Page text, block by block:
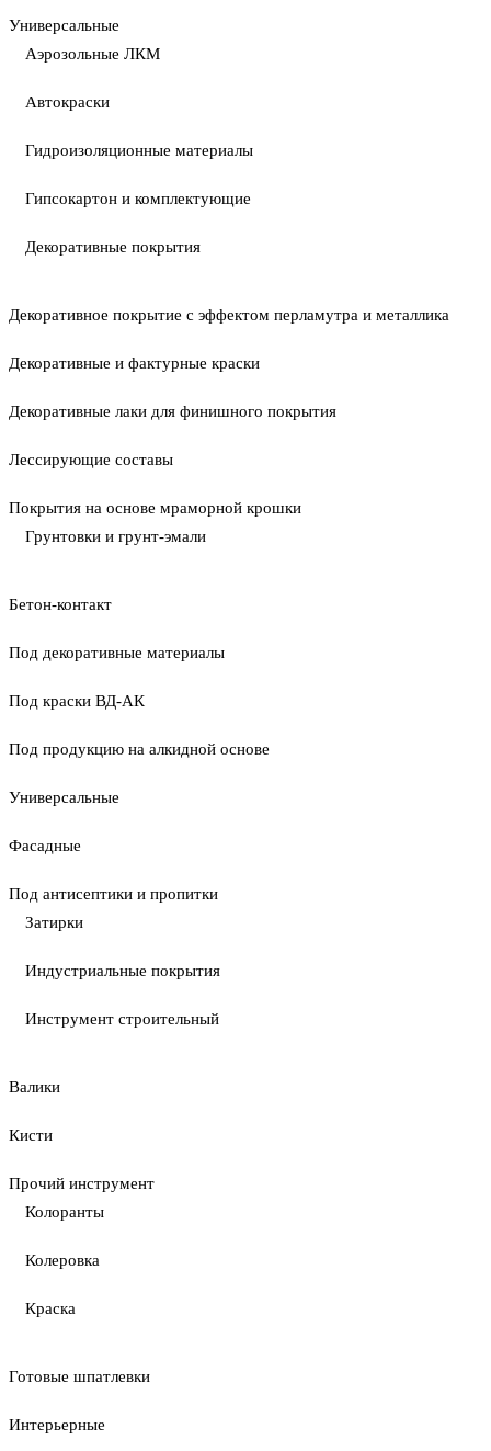
Универсальные
Аэрозольные ЛКМ
Автокраски
Гидроизоляционные материалы
Гипсокартон и комплектующие
Декоративные покрытия
Декоративное покрытие с эффектом перламутра и металлика
Декоративные и фактурные краски
Декоративные лаки для финишного покрытия
Лессирующие составы
Покрытия на основе мраморной крошки
Грунтовки и грунт-эмали
Бетон-контакт
Под декоративные материалы
Под краски ВД-АК
Под продукцию на алкидной основе
Универсальные
Фасадные
Под антисептики и пропитки
Затирки
Индустриальные покрытия
Инструмент строительный
Валики
Кисти
Прочий инструмент
Колоранты
Колеровка
Краска
Готовые шпатлевки
Интерьерные